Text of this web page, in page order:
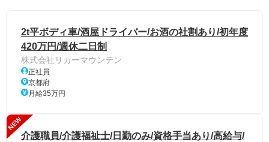
2t平ボディ車/酒屋ドライバー/お酒の社割あり/初年度
420万円/週休二日制
株式会社リカーマウンテン
正社員
京都府
月給35万円
NEW
介護職員/介護福祉士/日勤のみ/資格手当あり/高給与/